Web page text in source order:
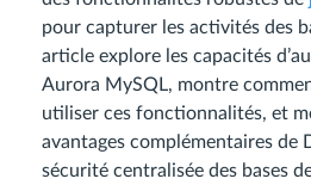
pour capturer les activités des
article explore les capacités
Aurora MySQL, montre
utiliser ces fonctionnalités, et
avantages complémentaires de
sécurité centralisée des bases